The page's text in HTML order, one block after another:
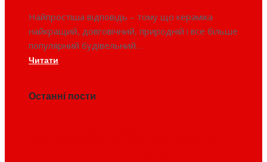
Найпростіша відповідь – тому що кераміка
найкращий, довговічний, природній і все більше
популярний будівельний…
Читати
Останні пости